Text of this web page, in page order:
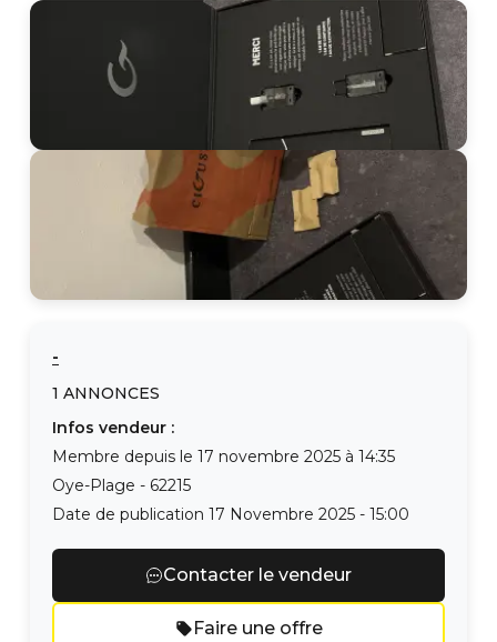
-
1 ANNONCES
Infos vendeur :
Membre depuis le 17 novembre 2025 à 14:35
Oye-Plage - 62215
Date de publication 17 Novembre 2025 - 15:00
Contacter le vendeur
Faire une offre